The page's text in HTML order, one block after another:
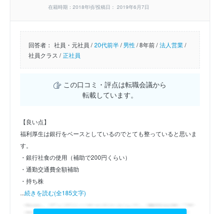
在籍時期：2018年頃/投稿日： 2019年6月7日
回答者： 社員・元社員 / 20代前半/男性/8年前 / 法人営業/
社員クラス / 正社員
この口コミ・評点は転職会議から
転載しています。
【良い点】
福利厚生は銀行をベースとしているのでとても整っていると思いま
す。
・銀行社食の使用（補助で200円くらい）
・通勤交通費全額補助
・持ち株
...続きを読む(全185文字)